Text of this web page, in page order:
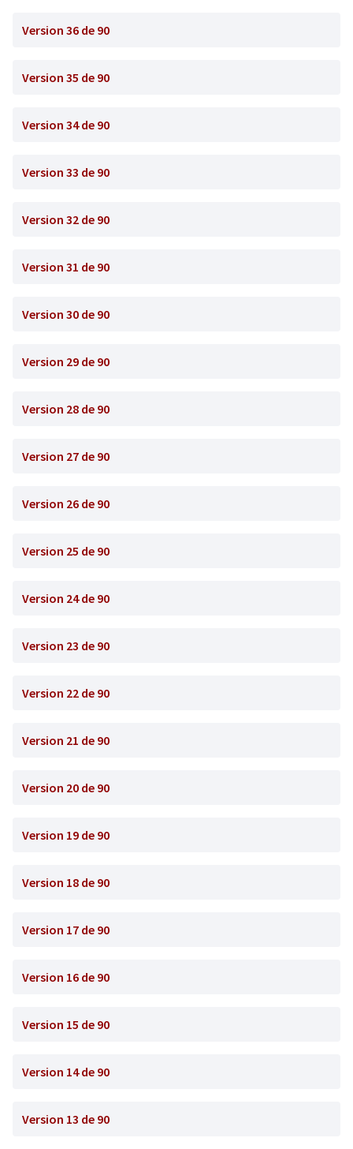
Version 36 de 90
Version 35 de 90
Version 34 de 90
Version 33 de 90
Version 32 de 90
Version 31 de 90
Version 30 de 90
Version 29 de 90
Version 28 de 90
Version 27 de 90
Version 26 de 90
Version 25 de 90
Version 24 de 90
Version 23 de 90
Version 22 de 90
Version 21 de 90
Version 20 de 90
Version 19 de 90
Version 18 de 90
Version 17 de 90
Version 16 de 90
Version 15 de 90
Version 14 de 90
Version 13 de 90